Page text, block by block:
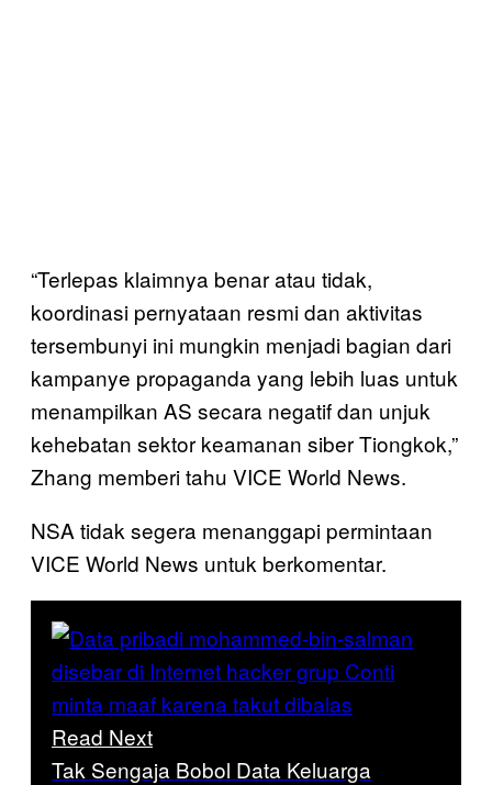
“Terlepas klaimnya benar atau tidak,
koordinasi pernyataan resmi dan aktivitas
tersembunyi ini mungkin menjadi bagian dari
kampanye propaganda yang lebih luas untuk
menampilkan AS secara negatif dan unjuk
kehebatan sektor keamanan siber Tiongkok,”
Zhang memberi tahu VICE World News.
NSA tidak segera menanggapi permintaan
VICE World News untuk berkomentar.
Read Next
Tak Sengaja Bobol Data Keluarga